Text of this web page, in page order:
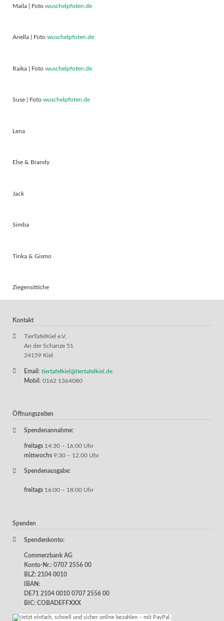
Maila | Foto wuschelpfoten.de
Ariella | Foto wuschelpfoten.de
Raika | Foto wuschelpfoten.de
Suse | Foto wuschelpfoten.de
Lena
Else & Brandy
Jack
Simba
Tinka & Gismo
Ziegensittiche
Kontakt
TierTafelKiel e.V,
An der Schanze 51
24159 Kiel
Email : tiertafelkiel@tiertafelkiel.de
Mobil : 0162 1364080
Öffnungszeiten
Spendenannahme:
freitags 14:30 – 16:00 Uhr
mittwochs 9:30 – 12.00 Uhr
Spendenausgabe:
freitags 16:00 – 18:00 Uhr
Spenden
Spendenkonto:
Commerzbank AG
Konto-Nr.: 0707 2556 00
BLZ: 2104 0010
IBAN:
DE71 2104 0010 0707 2556 00
BIC: COBADEFFXXX